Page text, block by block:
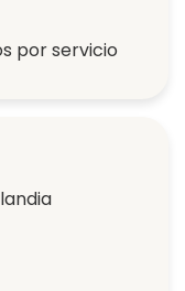
por servicio